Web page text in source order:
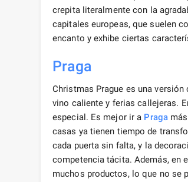
crepita literalmente con la
capitales europeas, que suelen
encanto y exhibe ciertas
Praga
Christmas Prague es una
vino caliente y ferias callejeras.
especial. Es mejor ir a Pragamás
casas ya tienen tiempo de
cada puerta sin falta, y la
competencia tácita. Además, en
muchos productos, lo que no se